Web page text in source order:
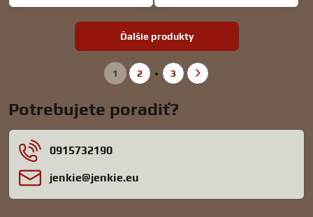
Ďalšie produkty
1 2 3
Potrebujete poradiť?
0915732190
jenkie​@jenkie​.eu